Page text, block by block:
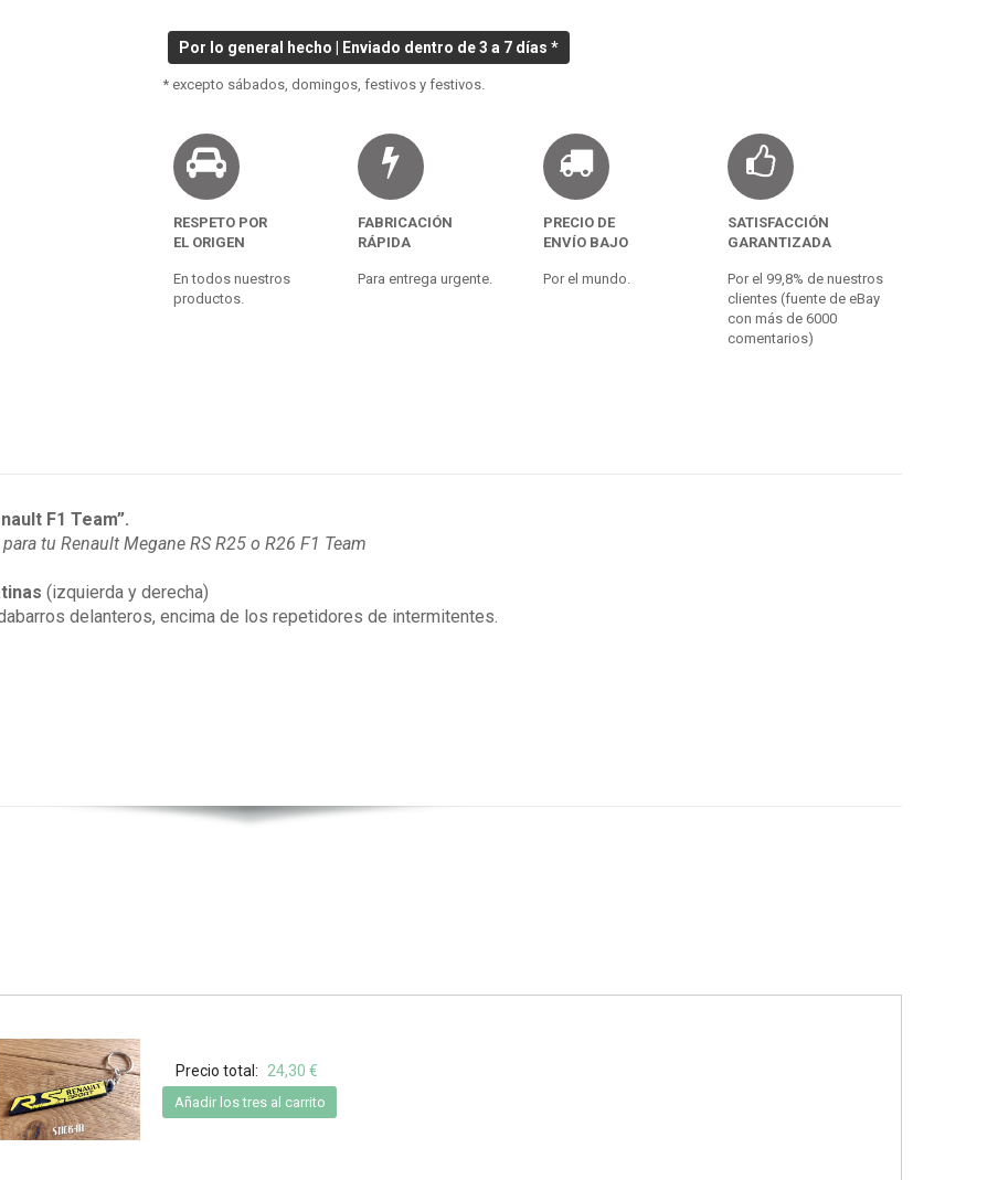
Por lo general hecho | Enviado dentro de 3 a 7 días *
* excepto sábados, domingos, festivos y festivos.
RESPETO POR
EL ORIGEN
En todos nuestros
productos.
FABRICACIÓN
RÁPIDA
Para entrega urgente.
PRECIO DE
ENVÍO BAJO
Por el mundo.
SATISFACCIÓN
GARANTIZADA
Por el 99,8% de nuestros
clientes (fuente de eBay
con más de 6000
comentarios)
F1 Team”.
tu Renault Megane RS R25 o R26 F1 Team
(izquierda y derecha)
delanteros, encima de los repetidores de intermitentes.
Precio total: 24,30 €
Añadir los tres al carrito